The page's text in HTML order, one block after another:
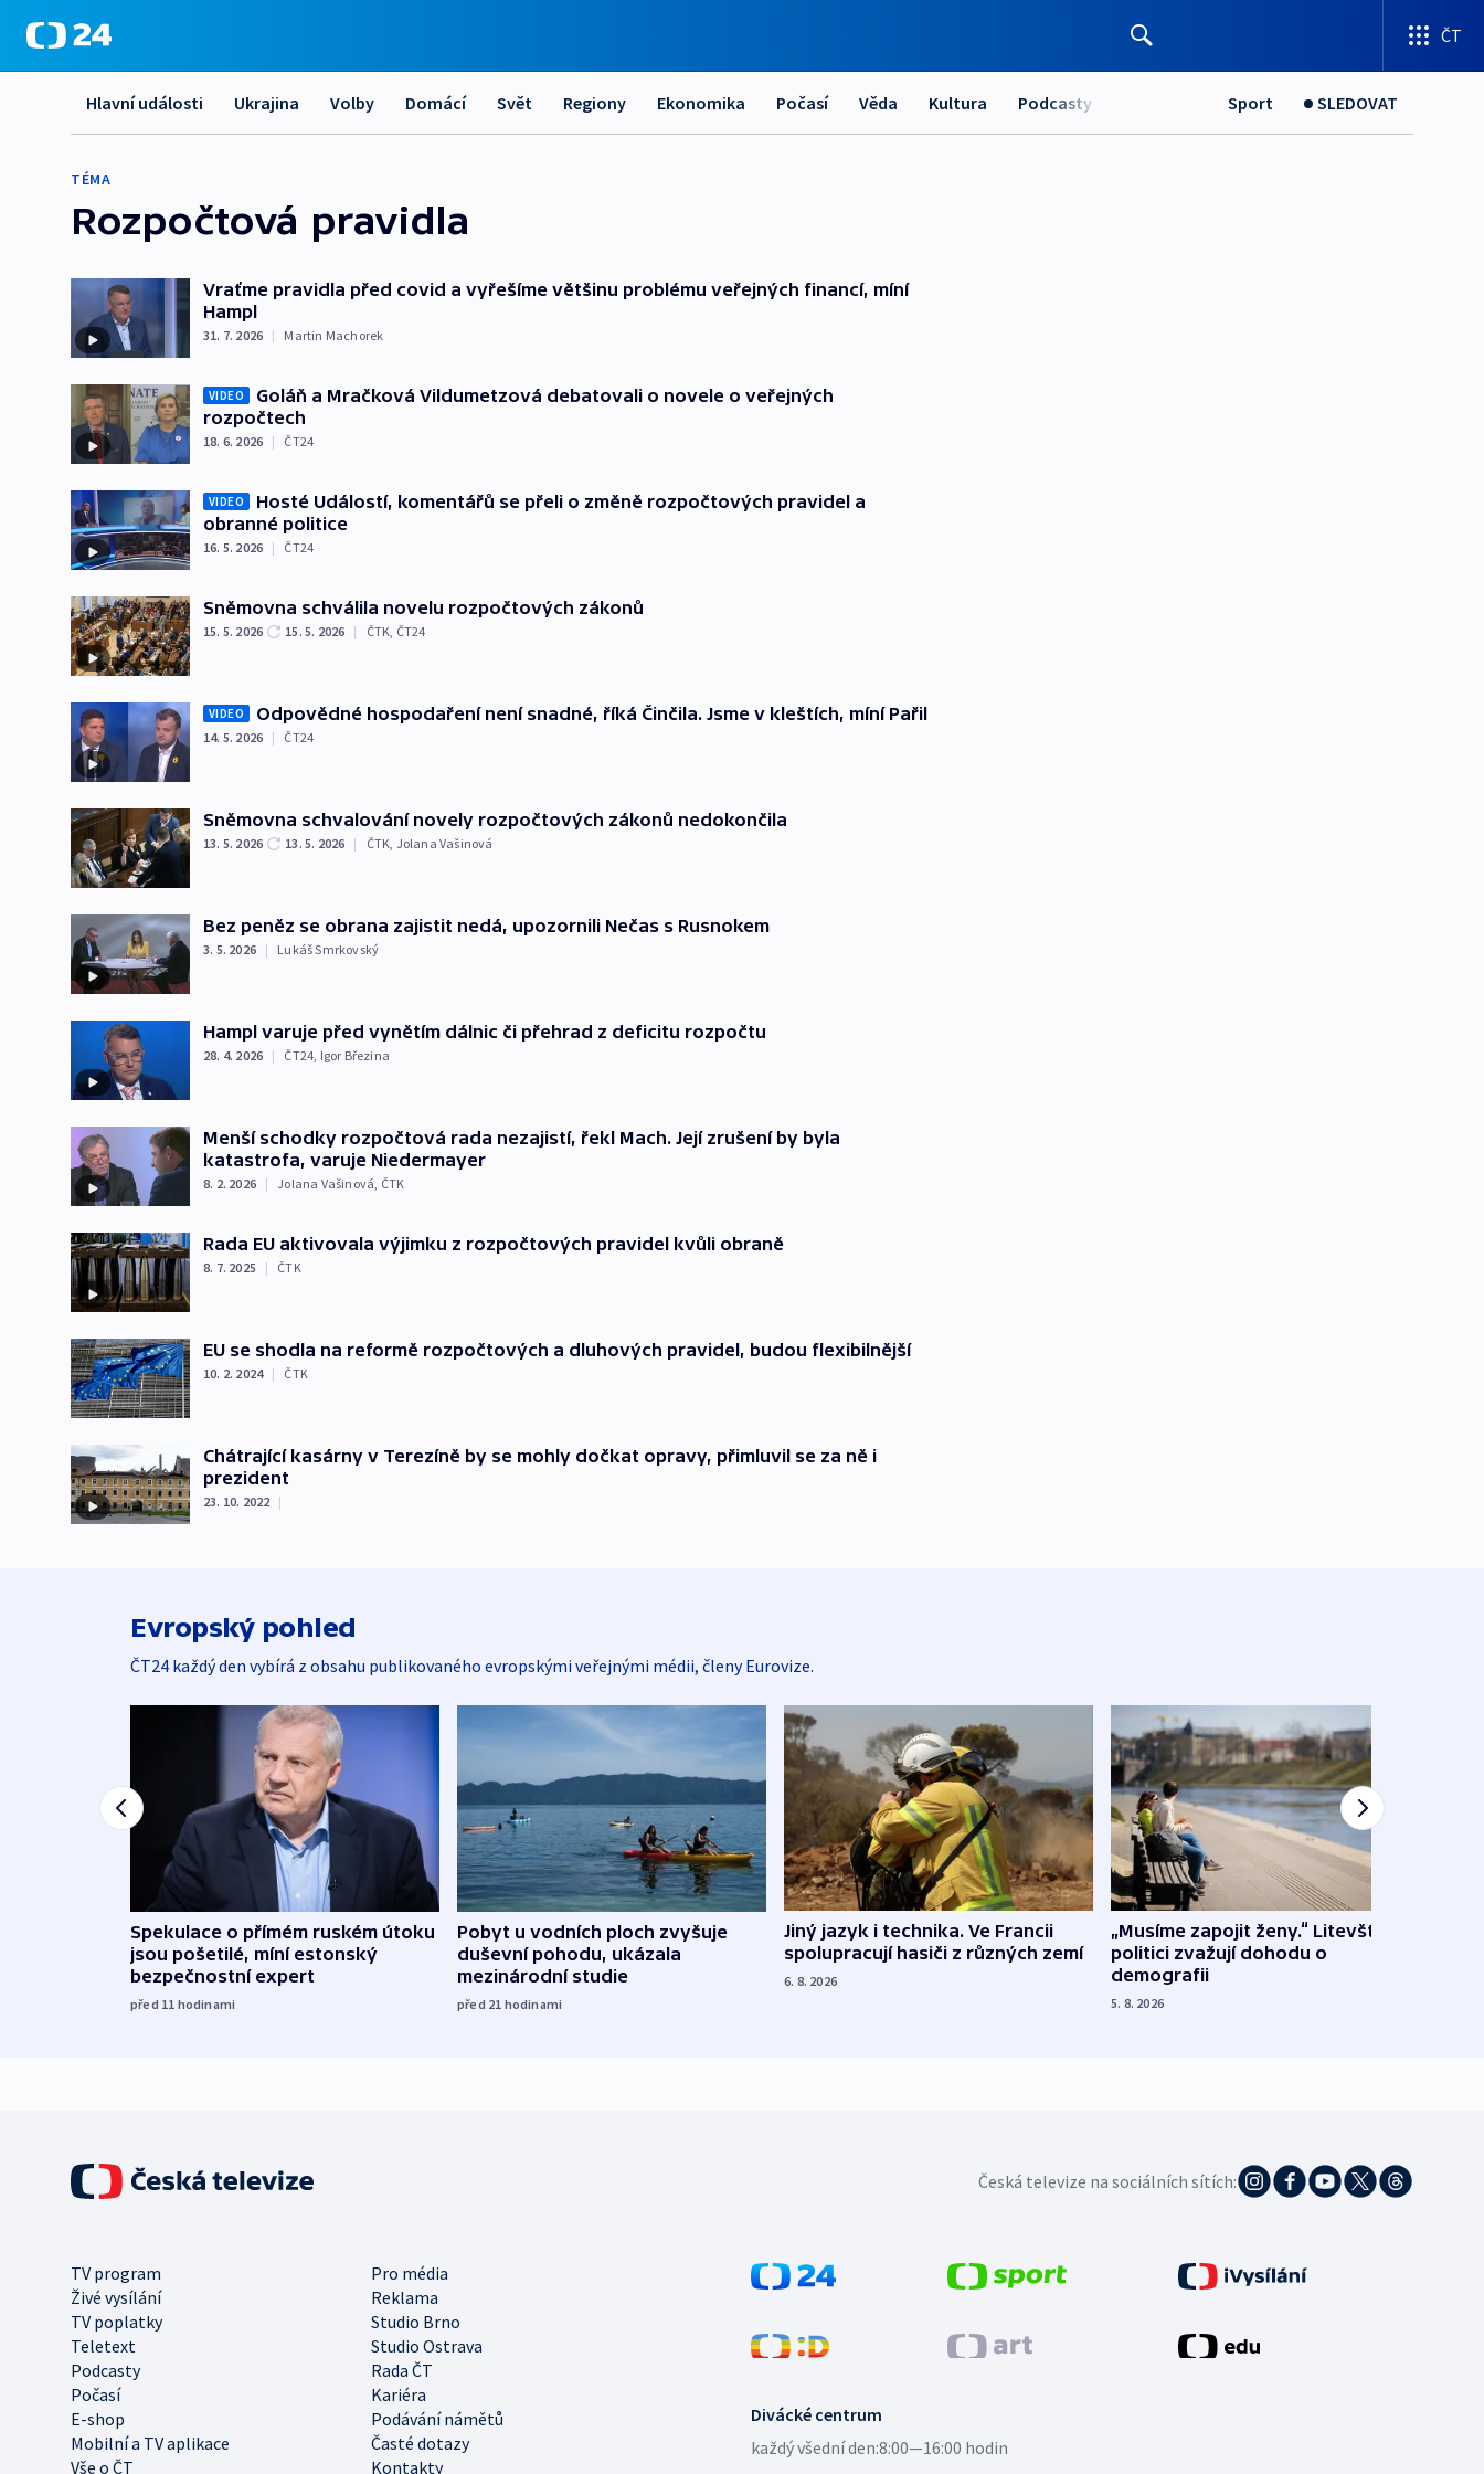
ČT
Hlavní události Ukrajina Volby Domácí Svět Regiony Ekonomika Počasí Věda Kultura Podcasty Sport SLEDOVAT
TÉMA
Rozpočtová pravidla
Vraťme pravidla před covid a vyřešíme většinu problému veřejných financí, míní
Hampl
31. 7. 2026 | Martin Machorek
VIDEO
Goláň a Mračková Vildumetzová debatovali o novele o veřejných
rozpočtech
18. 6. 2026 | ČT24
VIDEO
Hosté Událostí, komentářů se přeli o změně rozpočtových pravidel a
obranné politice
16. 5. 2026 | ČT24
Sněmovna schválila novelu rozpočtových zákonů
15. 5. 2026 15. 5. 2026 | ČTK, ČT24
VIDEO Odpovědné hospodaření není snadné, říká Činčila. Jsme v kleštích, míní Pařil
14. 5. 2026 | ČT24
Sněmovna schvalování novely rozpočtových zákonů nedokončila
13. 5. 2026 13. 5. 2026 | ČTK, Jolana Vašinová
Bez peněz se obrana zajistit nedá, upozornili Nečas s Rusnokem
3. 5. 2026 | Lukáš Smrkovský
Hampl varuje před vynětím dálnic či přehrad z deficitu rozpočtu
28. 4. 2026 | ČT24, Igor Březina
Menší schodky rozpočtová rada nezajistí, řekl Mach. Její zrušení by byla
katastrofa, varuje Niedermayer
8. 2. 2026 | Jolana Vašinová, ČTK
Rada EU aktivovala výjimku z rozpočtových pravidel kvůli obraně
8. 7. 2025 | ČTK
EU se shodla na reformě rozpočtových a dluhových pravidel, budou flexibilnější
10. 2. 2024 | ČTK
Chátrající kasárny v Terezíně by se mohly dočkat opravy, přimluvil se za ně i
prezident
23. 10. 2022 |
Evropský pohled
ČT24 každý den vybírá z obsahu publikovaného evropskými veřejnými médii, členy Eurovize.
Spekulace o přímém ruském útoku
jsou pošetilé, míní estonský
bezpečnostní expert
před 11 hodinami
Pobyt u vodních ploch zvyšuje
duševní pohodu, ukázala
mezinárodní studie
před 21 hodinami
Jiný jazyk i technika. Ve Francii
spolupracují hasiči z různých zemí
6. 8. 2026
„Musíme zapojit ženy.“ Litevští
politici zvažují dohodu o
demografii
5. 8. 2026
Česká televize na sociálních sítích:
TV program
Pro média
Živé vysílání
Reklama
TV poplatky
Studio Brno
Teletext
Studio Ostrava
Podcasty
Rada ČT
Počasí
Kariéra
E-shop
Podávání námětů
Mobilní a TV aplikace
Časté dotazy
Vše o ČT
Kontakty
Divácké centrum
každý všední den:8:00—16:00 hodin